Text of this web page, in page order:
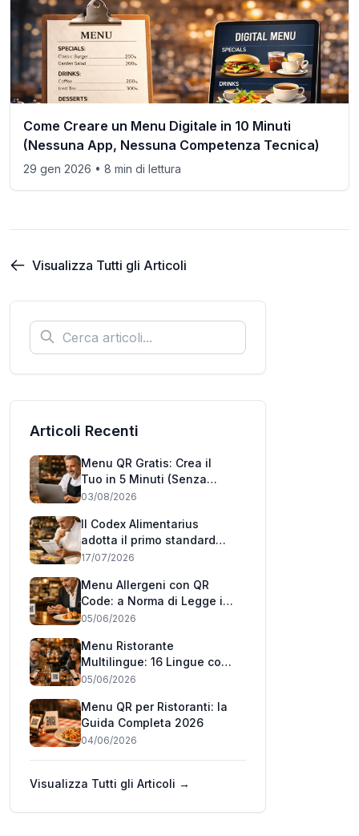
Come Creare un Menu Digitale in 10 Minuti
(Nessuna App, Nessuna Competenza Tecnica)
29 gen 2026 • 8 min di lettura
Visualizza Tutti gli Articoli
Articoli Recenti
Menu QR Gratis: Crea il
Tuo in 5 Minuti (Senza
Carta di Credito)
03/08/2026
Il Codex Alimentarius
adotta il primo standard
mondiale 'può contenere':
ristoranti italiani
17/07/2026
Menu Allergeni con QR
Code: a Norma di Legge in
Pochi Minuti (2026)
05/06/2026
Menu Ristorante
Multilingue: 16 Lingue con
un QR Code (2026)
05/06/2026
Menu QR per Ristoranti: la
Guida Completa 2026
04/06/2026
Visualizza Tutti gli Articoli →